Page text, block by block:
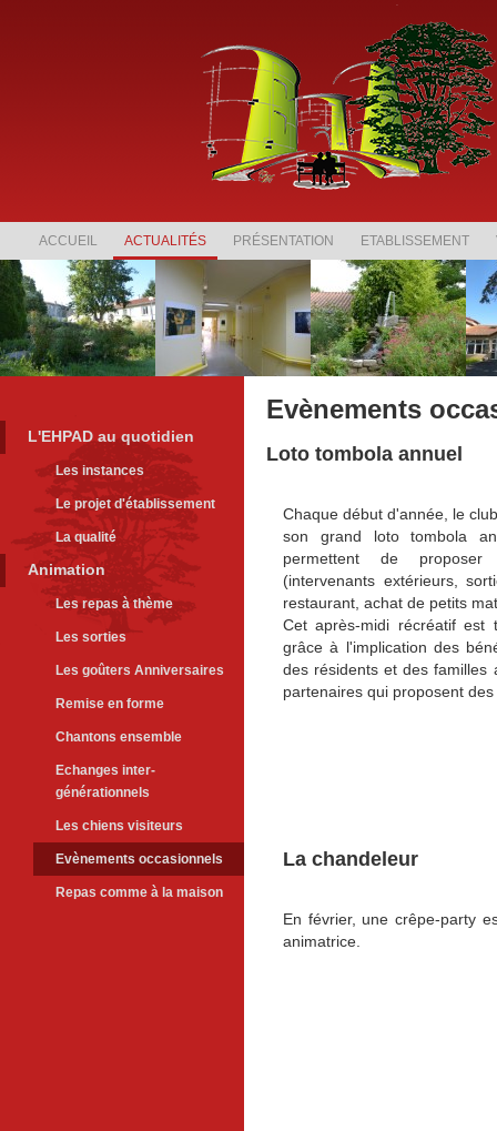
ACCUEIL ACTUALITÉS PRÉSENTATION ETABLISSEMENT
L'EHPAD au quotidien
Les instances
Le projet d'établissement
La qualité
Animation
Les repas à thème
Les sorties
Les goûters Anniversaires
Remise en forme
Chantons ensemble
Echanges inter-
générationnels
Les chiens visiteurs
Evènements occasionnels
Repas comme à la maison
Evènements
Loto tombola annuel
Chaque début d'année, le
son grand loto tombola
permettent de proposer
(intervenants extérieurs,
restaurant, achat de petits
Cet après-midi récréatif est
grâce à l'implication des
des résidents et des familles
partenaires qui proposent
La chandeleur
En février, une crêpe-party
animatrice.